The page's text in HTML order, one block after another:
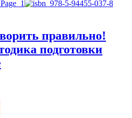
правильно!
подготовки